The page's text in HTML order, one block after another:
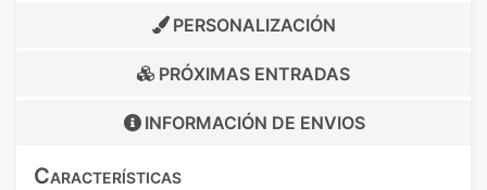
PERSONALIZACIÓN
PRÓXIMAS ENTRADAS
INFORMACIÓN DE ENVIOS
Características